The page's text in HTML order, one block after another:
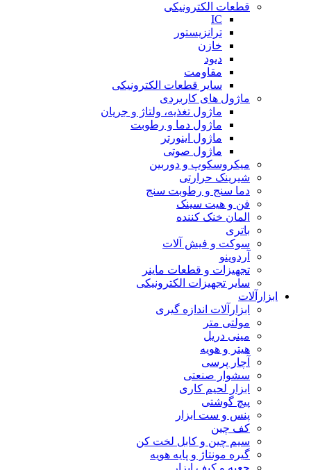
قطعات الکترونیکی
IC
ترانزیستور
خازن
دیود
مقاومت
سایر قطعات الکترونیکی
ماژول های کاربردی
ماژول تغذیه، ولتاژ و جریان
ماژول دما و رطوبت
ماژول اینورتر
ماژول صوتی
میکروسکوپ و دوربین
شیرینک حرارتی
دما سنج و رطوبت سنج
فن و هیت سینک
المان خنک کننده
باتری
سوکت و فیش آلات
آردوینو
تجهیزات و قطعات ماینر
سایر تجهیزات الکترونیکی
ابزارآلات
ابزارآلات اندازه گیری
مولتی متر
مینی دریل
هیتر و هویه
آچار پرسی
سشوار صنعتی
ابزار لحیم کاری
پیچ گوشتی
پنس و ست ابزار
کف چین
سیم چین و کابل لخت کن
گیره مونتاژ و پایه هویه
جعبه و کیف ابزار